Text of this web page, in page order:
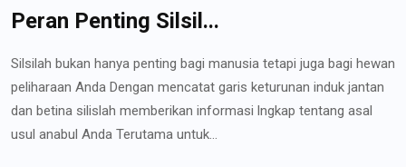
Peran Penting Silsil...
Silsilah bukan hanya penting bagi manusia tetapi juga bagi hewan
peliharaan Anda Dengan mencatat garis keturunan induk jantan
dan betina silislah memberikan informasi lngkap tentang asal
usul anabul Anda Terutama untuk...